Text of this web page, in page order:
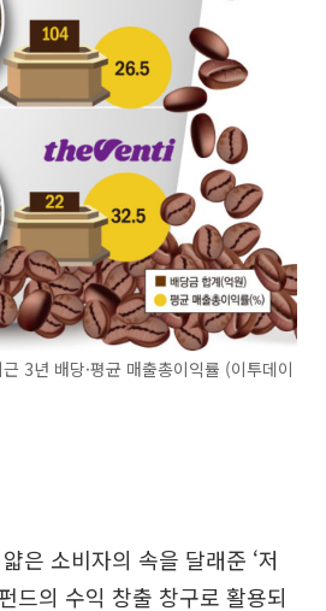
3년 배당·평균 매출총이익률 (이투데이
은 소비자의 속을 달래준 ‘저
드의 수익 창출 창구로 활용되